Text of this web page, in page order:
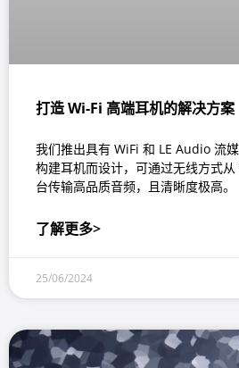
打造 Wi-Fi 高端耳机的解决方案
我们推出具有 WiFi 和 LE Audio 流
构建耳机而设计，可通过无线方式
台传输高品质音频，且清晰度极高。
了解更多>
25/06/2024